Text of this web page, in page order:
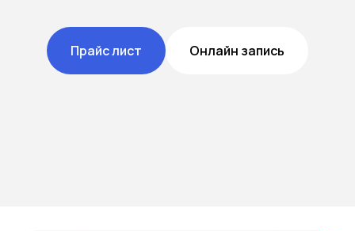
Прайс лист Онлайн запись